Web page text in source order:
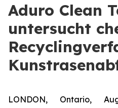
Aduro Clean
untersucht
LONDON, Ontario,